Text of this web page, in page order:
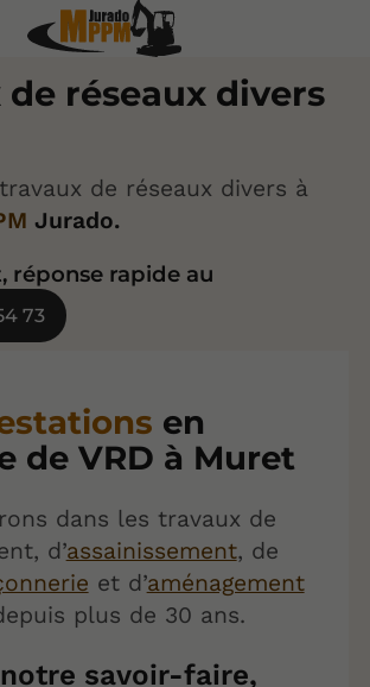
de réseaux divers
de réseaux divers à
Jurado.
réponse rapide au
73
en
de VRD à Muret
dans les travaux de
d’assainissement, de
et d’aménagement
plus de 30 ans.
savoir-faire,